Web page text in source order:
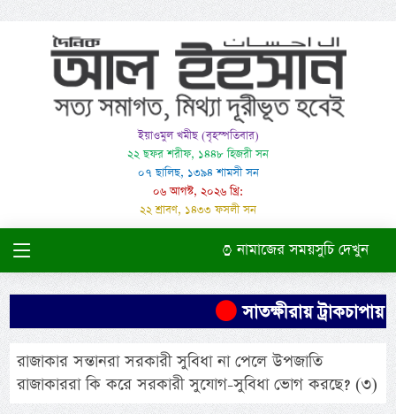
ইয়াওমুল খমীছ (বৃহস্পতিবার)
২২ ছফর শরীফ, ১৪৪৮ হিজরী সন
০৭ ছালিছ, ১৩৯৪ শামসী সন
০৬ আগস্ট, ২০২৬ খ্রি:
২২ শ্রাবণ, ১৪৩৩ ফসলী সন
নামাজের সময়সুচি দেখুন
সাতক্ষীরায় ট্রাকচাপায়
রাজাকার সন্তানরা সরকারী সুবিধা না পেলে উপজাতি
রাজাকাররা কি করে সরকারী সুযোগ-সুবিধা ভোগ করছে? (৩)